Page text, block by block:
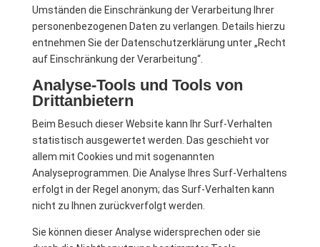
Umständen die Einschränkung der Verarbeitung Ihrer
personenbezogenen Daten zu verlangen. Details hierzu
entnehmen Sie der Datenschutzerklärung unter „Recht
auf Einschränkung der Verarbeitung“.
Analyse-Tools und Tools von
Drittanbietern
Beim Besuch dieser Website kann Ihr Surf-Verhalten
statistisch ausgewertet werden. Das geschieht vor
allem mit Cookies und mit sogenannten
Analyseprogrammen. Die Analyse Ihres Surf-Verhaltens
erfolgt in der Regel anonym; das Surf-Verhalten kann
nicht zu Ihnen zurückverfolgt werden.
Sie können dieser Analyse widersprechen oder sie